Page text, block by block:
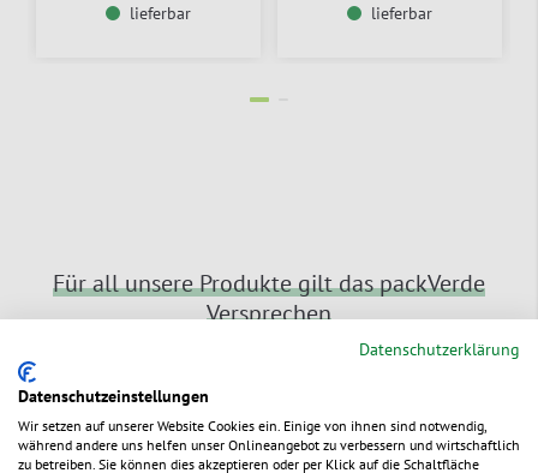
lieferbar lieferbar
Für all unsere Produkte gilt das packVerde
Versprechen
Datenschutzerklärung
Datenschutzeinstellungen
Wir setzen auf unserer Website Cookies ein. Einige von ihnen sind notwendig,
während andere uns helfen unser Onlineangebot zu verbessern und wirtschaftlich
zu betreiben. Sie können dies akzeptieren oder per Klick auf die Schaltfläche